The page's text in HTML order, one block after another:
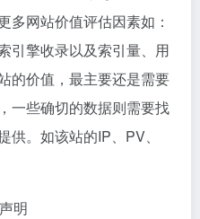
多网站价值评估因素如：
引擎收录以及索引量、用
的价值，最主要还是需要
一些确切的数据则需要找
。如该站的IP、PV、
明